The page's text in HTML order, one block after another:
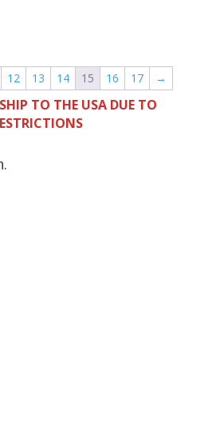
12 13 14 15 16 17 →
TO THE USA DUE TO